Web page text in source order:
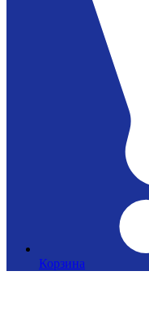
Корзина